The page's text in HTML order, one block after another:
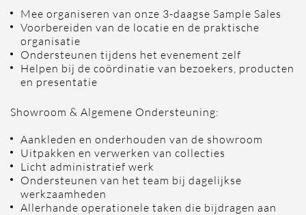
Mee organiseren van onze 3-daagse Sample Sales
Voorbereiden van de locatie en de praktische
organisatie
Ondersteunen tijdens het evenement zelf
Helpen bij de coördinatie van bezoekers, producten
en presentatie
Showroom & Algemene Ondersteuning:
Aankleden en onderhouden van de showroom
Uitpakken en verwerken van collecties
Licht administratief werk
Ondersteunen van het team bij dagelijkse
werkzaamheden
Allerhande operationele taken die bijdragen aan